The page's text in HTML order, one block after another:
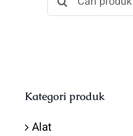
for:
Kategori produk
Alat